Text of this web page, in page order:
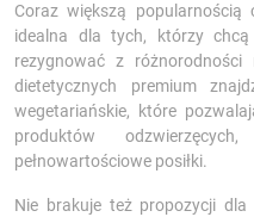
Coraz większą popularnością
idealna dla tych, którzy
rezygnować z
dietetycznych premium
wegetariańskie, które
produktów
pełnowartościowe posiłki.
Nie brakuje też propozycji